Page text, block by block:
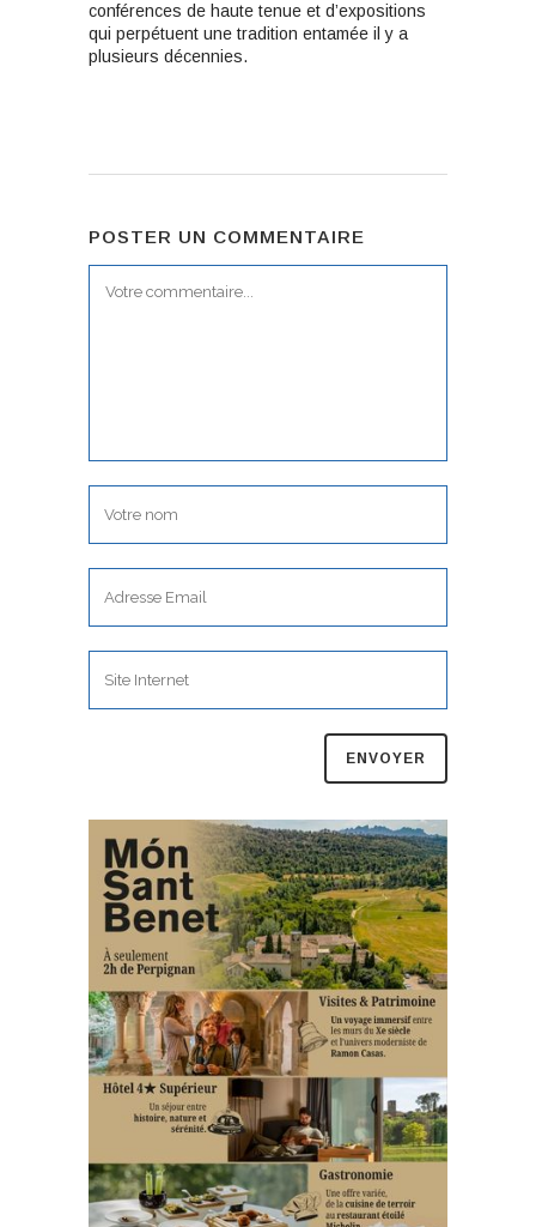
conférences de haute tenue et d’expositions
qui perpétuent une tradition entamée il y a
plusieurs décennies.
POSTER UN COMMENTAIRE